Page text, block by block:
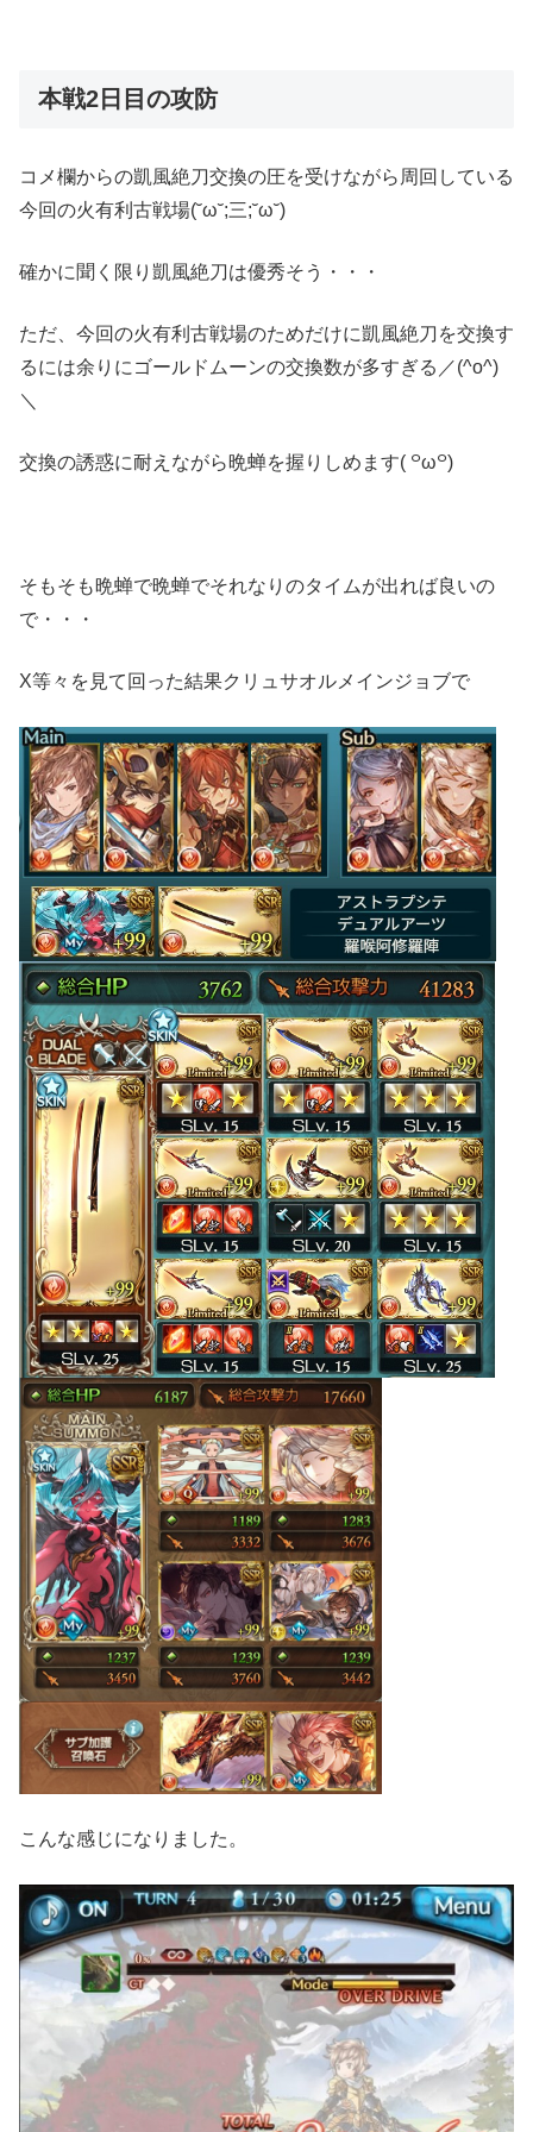
本戦2日目の攻防
コメ欄からの凱風絶刀交換の圧を受けながら周回している
今回の火有利古戦場(˘ω˘;三;˘ω˘)
確かに聞く限り凱風絶刀は優秀そう・・・
ただ、今回の火有利古戦場のためだけに凱風絶刀を交換す
るには余りにゴールドムーンの交換数が多すぎる／(^o^)
＼
交換の誘惑に耐えながら晩蝉を握りしめます( ꒪ω꒪)
そもそも晩蝉で晩蝉でそれなりのタイムが出れば良いの
で・・・
X等々を見て回った結果クリュサオルメインジョブで
こんな感じになりました。